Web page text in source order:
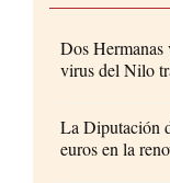
Dos Hermanas
virus del Nilo
La Diputación
euros en la